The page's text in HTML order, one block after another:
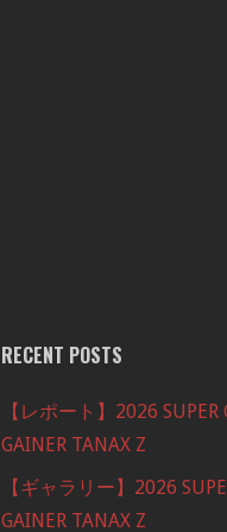
RECENT POSTS
【レポート】2026
GAINER TANAX Z
【ギャラリー】2026
GAINER TANAX Z